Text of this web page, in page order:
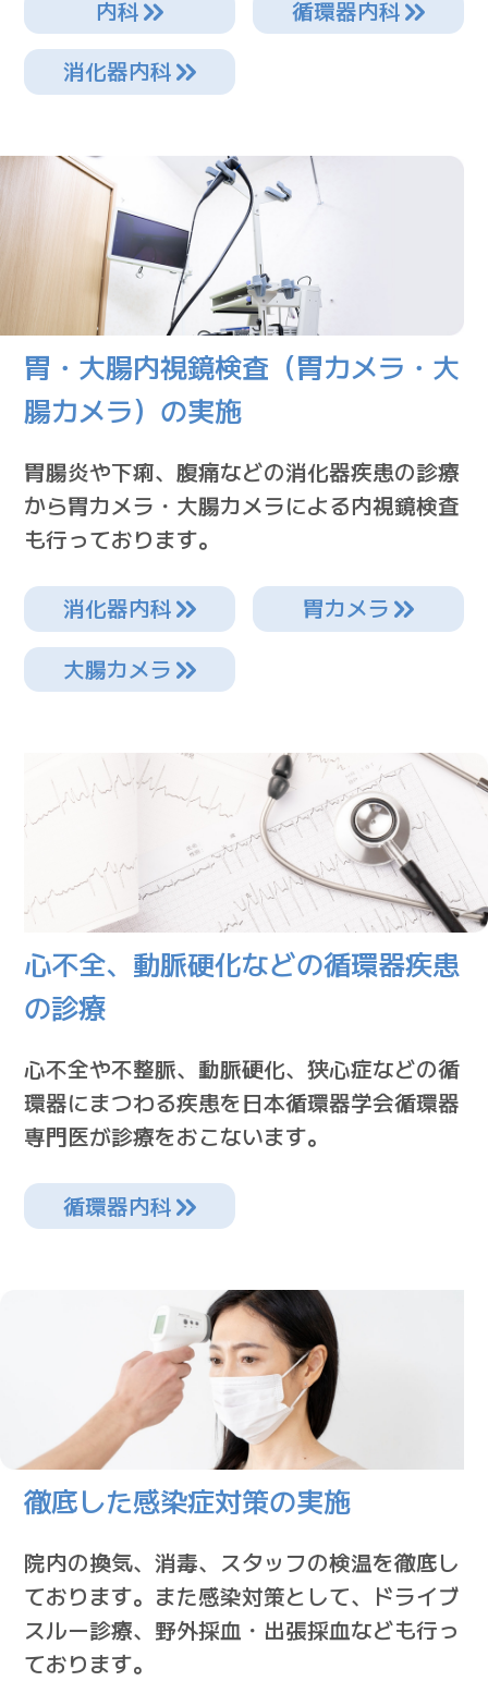
内科
循環器内科
消化器内科
胃・大腸内視鏡検査（胃カメラ・大
腸カメラ）の実施
胃腸炎や下痢、腹痛などの消化器疾患の診療
から胃カメラ・大腸カメラによる内視鏡検査
も行っております。
消化器内科
胃カメラ
大腸カメラ
心不全、動脈硬化などの循環器疾患
の診療
心不全や不整脈、動脈硬化、狭心症などの循
環器にまつわる疾患を日本循環器学会循環器
専門医が診療をおこないます。
循環器内科
徹底した感染症対策の実施
院内の換気、消毒、スタッフの検温を徹底し
ております。また感染対策として、ドライブ
スルー診療、野外採血・出張採血なども行っ
ております。